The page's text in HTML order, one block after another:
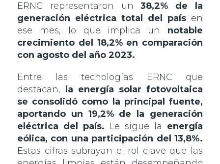
ERNC representaron un38,2% de la
generación eléctrica total del país en
ese mes, lo que implica un notable
crecimiento del 18,2% en comparación
con agosto del año 2023.
Entre las tecnologías ERNC que
destacan, la energía solar fotovoltaica
se consolidó como la principal fuente,
aportando un 19,2% de la generación
eléctrica del país. Le sigue la energía
eólica, con una participación del 13,8%.
Estas cifras subrayan el rol clave que las